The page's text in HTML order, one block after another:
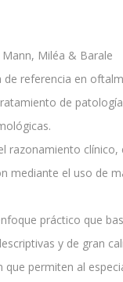
Miléa & Barale
de referencia en
de
razonamiento
mediante el uso de
práctico que
y de gran
que permiten al